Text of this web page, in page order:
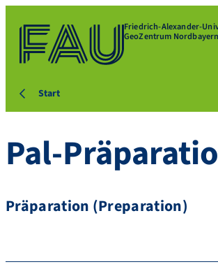
Friedrich-Alexander-
GeoZentrum
Start
Pal-
Präparation (Preparation)